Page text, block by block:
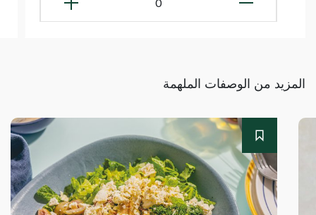
المزيد من الوصفات الملهمة